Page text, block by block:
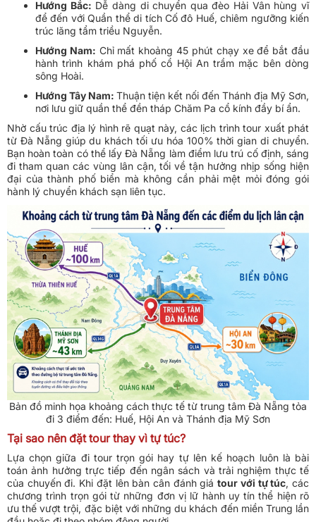
Hướng Bắc: Dễ dàng di chuyển qua đèo Hải Vân hùng vĩ
để đến với Quần thể di tích Cố đô Huế, chiêm ngưỡng kiến
trúc lăng tẩm triều Nguyễn.
Hướng Nam: Chỉ mất khoảng 45 phút chạy xe để bắt đầu
hành trình khám phá phố cổ Hội An trầm mặc bên dòng
sông Hoài.
Hướng Tây Nam: Thuận tiện kết nối đến Thánh địa Mỹ Sơn,
nơi lưu giữ quần thể đền tháp Chăm Pa cổ kính đầy bí ẩn.
Nhờ cấu trúc địa lý hình rẽ quạt này, các lịch trình tour xuất phát
từ Đà Nẵng giúp du khách tối ưu hóa 100% thời gian di chuyển.
Bạn hoàn toàn có thể lấy Đà Nẵng làm điểm lưu trú cố định, sáng
đi tham quan các vùng lân cận, tối về tận hưởng nhịp sống hiện
đại của thành phố biển mà không cần phải mệt mỏi đóng gói
hành lý chuyển khách sạn liên tục.
Bản đồ minh họa khoảng cách thực tế từ trung tâm Đà Nẵng tỏa
đi 3 điểm đến: Huế, Hội An và Thánh địa Mỹ Sơn
Tại sao nên đặt tour thay vì tự túc?
Lựa chọn giữa đi tour trọn gói hay tự lên kế hoạch luôn là bài
toán ảnh hưởng trực tiếp đến ngân sách và trải nghiệm thực tế
của chuyến đi. Khi đặt lên bàn cân đánh giátour với tự túc, các
chương trình trọn gói từ những đơn vị lữ hành uy tín thể hiện rõ
ưu thế vượt trội, đặc biệt với những du khách đến miền Trung lần